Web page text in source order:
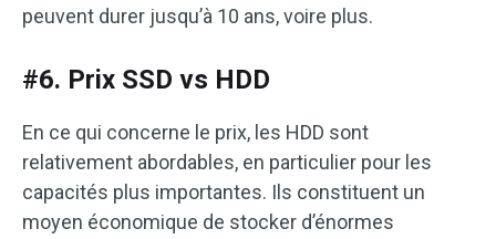
peuvent durer jusqu’à 10 ans, voire plus.
#6. Prix SSD vs HDD
En ce qui concerne le prix, les HDD sont
relativement abordables, en particulier pour les
capacités plus importantes. Ils constituent un
moyen économique de stocker d’énormes